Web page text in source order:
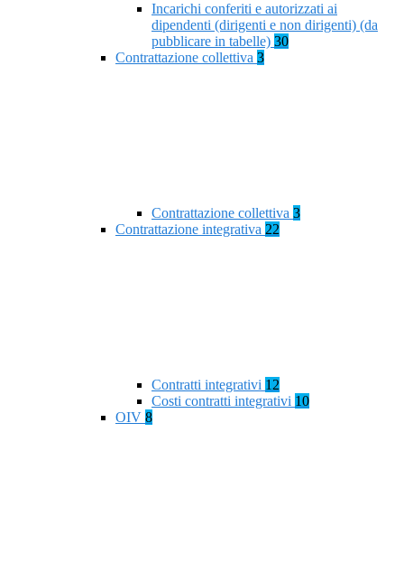
Incarichi conferiti e autorizzati ai
dipendenti (dirigenti e non dirigenti) (da
pubblicare in tabelle) 30
Contrattazione collettiva 3
Contrattazione collettiva 3
Contrattazione integrativa 22
Contratti integrativi 12
Costi contratti integrativi 10
OIV 8